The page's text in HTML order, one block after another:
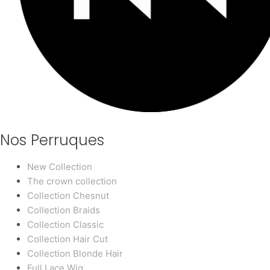
Nos Perruques
New Collection
The crown collection
Collection Chesnut
Collection Braids
Collection Classic
Collection Hair Cut
Collection Blonde Hair